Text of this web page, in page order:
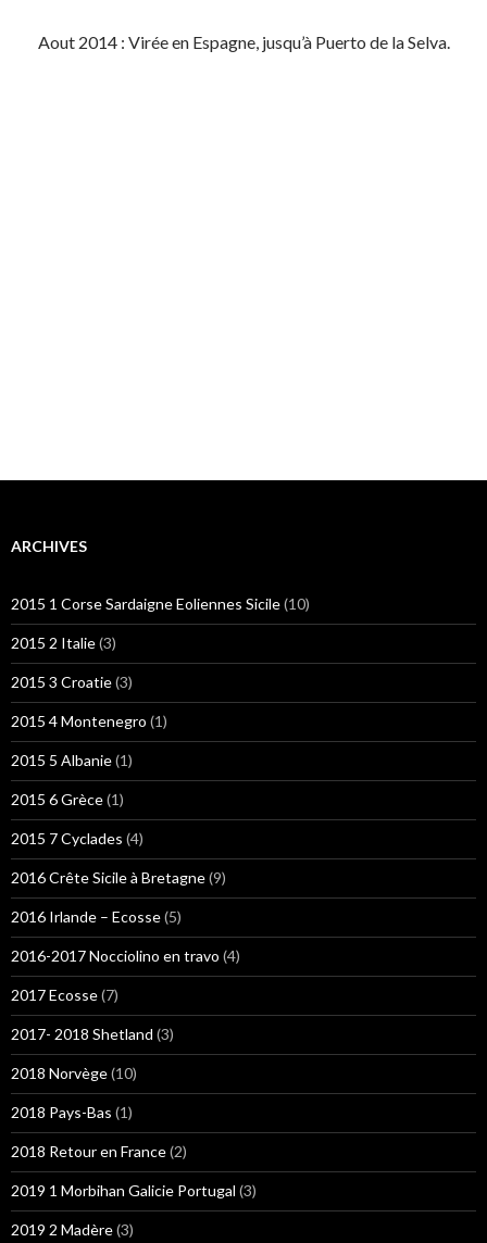
Aout 2014 : Virée en Espagne, jusqu’à Puerto de la Selva.
ARCHIVES
2015 1 Corse Sardaigne Eoliennes Sicile(10)
2015 2 Italie(3)
2015 3 Croatie(3)
2015 4 Montenegro (1)
2015 5 Albanie(1)
2015 6 Grèce(1)
2015 7 Cyclades (4)
2016 Crête Sicile à Bretagne(9)
2016 Irlande – Ecosse(5)
2016-2017 Nocciolino en travo (4)
2017 Ecosse(7)
2017- 2018 Shetland (3)
2018 Norvège(10)
2018 Pays-Bas (1)
2018 Retour en France(2)
2019 1 Morbihan Galicie Portugal (3)
2019 2 Madère(3)